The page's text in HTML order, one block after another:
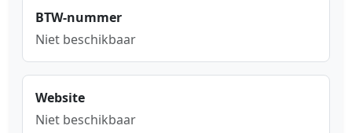
BTW-nummer
Niet beschikbaar
Website
Niet beschikbaar